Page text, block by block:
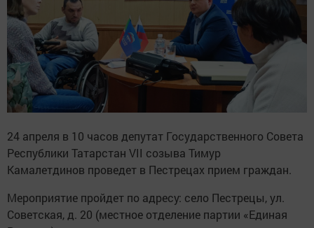
24 апреля в 10 часов депутат Государственного Совета
Республики Татарстан VII созыва Тимур
Камалетдинов проведет в Пестрецах прием граждан.
Мероприятие пройдет по адресу: село Пестрецы, ул.
Советская, д. 20 (местное отделение партии «Единая